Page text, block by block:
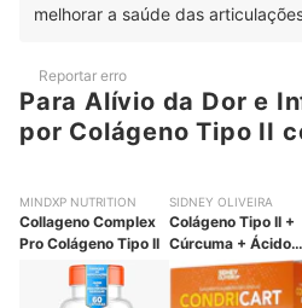
melhorar a saúde das
Reportar erro
Para Alívio da Dor e
por Colágeno Tipo II
MINDXP NUTRITION
Collageno Complex
Pro Colágeno Tipo II
SIDNEY OLIVEIRA
Colágeno Tipo II +
Cúrcuma + Ácido
Hialurônico +
Vitamina D3 +